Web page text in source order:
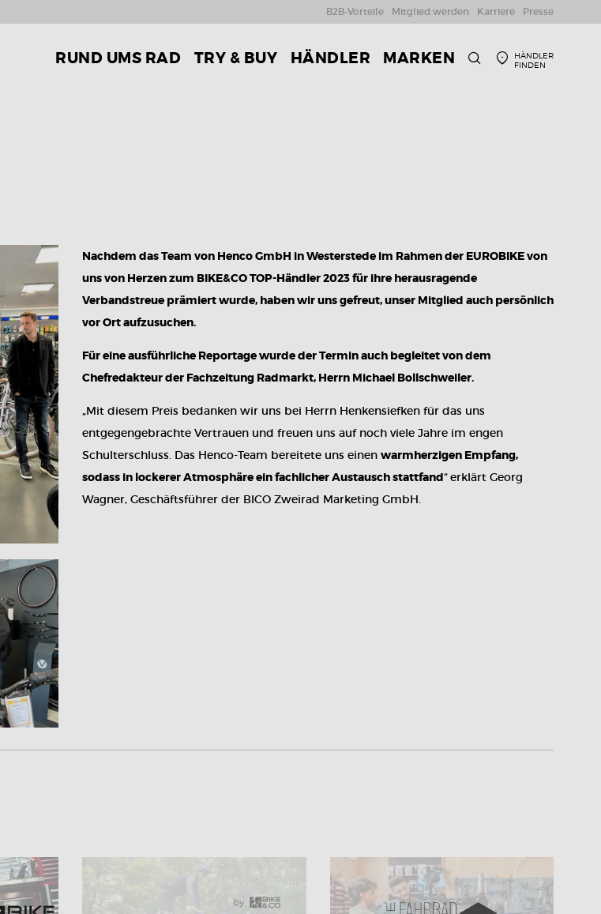
HÄNDLER
FINDEN
RUND UMS RAD TRY & BUY HÄNDLER MARKEN
B2B-Vorteile Mitglied werden Karriere Presse
Nachdem das Team von Henco GmbH in Westerstede im Rahmen der EUROBIKE von
uns von Herzen zum BIKE&CO TOP-Händler 2023 für ihre herausragende
Verbandstreue prämiert wurde, haben wir uns gefreut, unser Mitglied auch persönlich
vor Ort aufzusuchen.
Für eine ausführliche Reportage wurde der Termin auch begleitet von dem
Chefredakteur der Fachzeitung Radmarkt, Herrn Michael Bollschweiler.
„Mit diesem Preis bedanken wir uns bei Herrn Henkensiefken für das uns
entgegengebrachte Vertrauen und freuen uns auf noch viele Jahre im engen
Schulterschluss. Das Henco-Team bereitete uns einen warmherzigen Empfang,
sodass in lockerer Atmosphäre ein fachlicher Austausch stattfand“ erklärt Georg
Wagner, Geschäftsführer der BICO Zweirad Marketing GmbH.